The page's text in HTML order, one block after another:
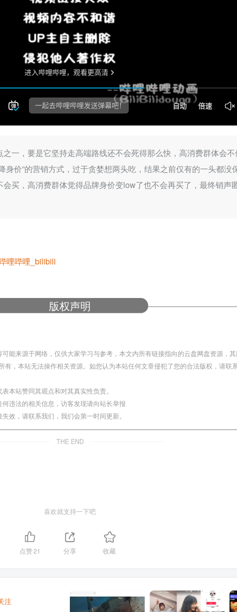
一，要是它坚持走高端路线还不会死得那么快，高消费群体会不
身价”的营销方式，过于贪婪想两头吃，结果之前仅有的一头都没
买，高消费群体觉得品牌身价变low了也不会再买了，最终销声
哩哔哩_bilibili
版权声明
能来源于网络，仅供大家学习与参考，本文内所有链接指向的云盘网盘资源，
有，本站无法操作相关资源。如您认为本站任何文章侵犯了您的合法版权，请联
本站赞同其观点和对其真实性负责。
违法的相关信息，访客发现请向站长举报
效，请联系我们，我们会第一时间更新。
THE END
喜欢就支持一下吧
点赞21 分享 收藏
注